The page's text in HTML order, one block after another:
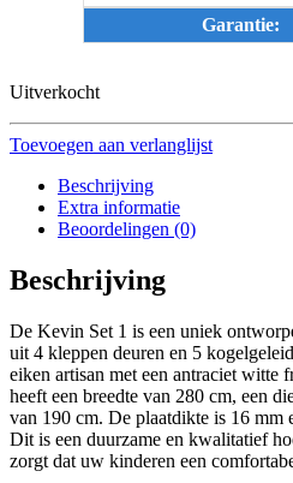
Garantie:
Uitverkocht
Toevoegen aan verlanglijst
Beschrijving
Extra informatie
Beoordelingen (0)
Beschrijving
De Kevin Set 1 is een uniek
uit 4 kleppen deuren en 5
eiken artisan met een antraciet witte
heeft een breedte van 280 cm, een
van 190 cm. De plaatdikte is 16 mm
Dit is een duurzame en kwalitatief
zorgt dat uw kinderen een